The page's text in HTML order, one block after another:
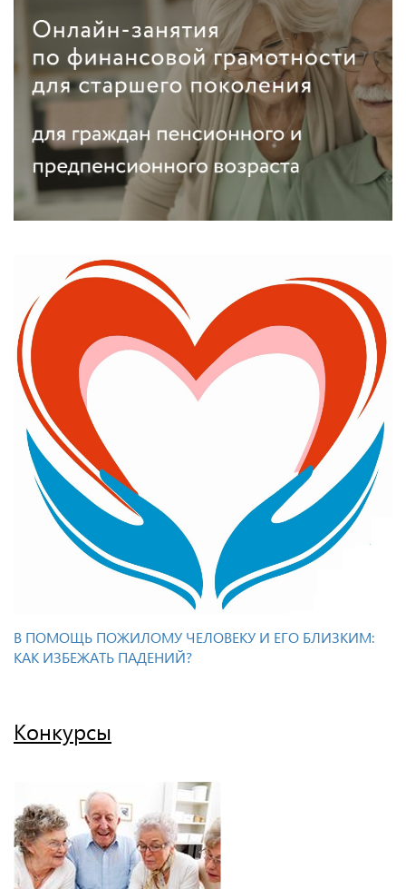
В ПОМОЩЬ ПОЖИЛОМУ ЧЕЛОВЕКУ И ЕГО БЛИЗКИМ:
КАК ИЗБЕЖАТЬ ПАДЕНИЙ?
Конкурсы